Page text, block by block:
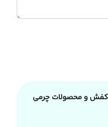
کفش و محصولات چرمی